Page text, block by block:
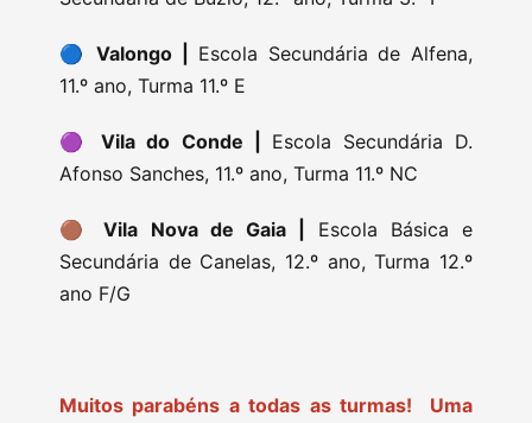
🔵 Valongo | Escola Secundária de Alfena,
11.º ano, Turma 11.º E
🟣Vila do Conde | Escola Secundária D.
Afonso Sanches, 11.º ano, Turma 11.º NC
🟤Vila Nova de Gaia | Escola Básica e
Secundária de Canelas, 12.º ano, Turma 12.º
ano F/G
Muitos parabéns a todas as turmas! Uma